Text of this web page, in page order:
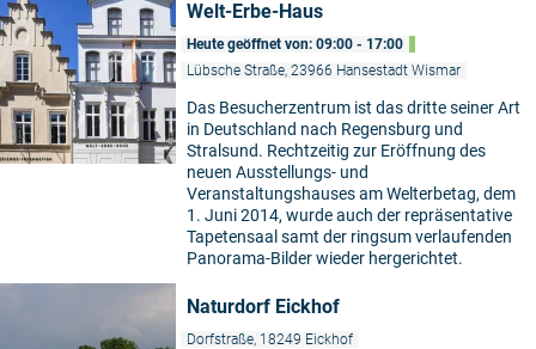
Welt-Erbe-Haus
Heute geöffnet von: 09:00 - 17:00
Lübsche Straße, 23966 Hansestadt Wismar
Das Besucherzentrum ist das dritte seiner Art
in Deutschland nach Regensburg und
Stralsund. Rechtzeitig zur Eröffnung des
neuen Ausstellungs- und
Veranstaltungshauses am Welterbetag, dem
1. Juni 2014, wurde auch der repräsentative
Tapetensaal samt der ringsum verlaufenden
Panorama-Bilder wieder hergerichtet.
Naturdorf Eickhof
Dorfstraße, 18249 Eickhof